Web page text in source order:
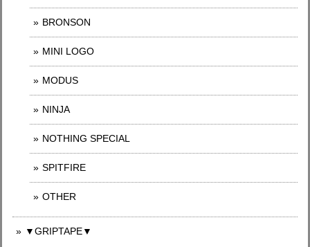
BRONSON
MINI LOGO
MODUS
NINJA
NOTHING SPECIAL
SPITFIRE
OTHER
▼GRIPTAPE▼